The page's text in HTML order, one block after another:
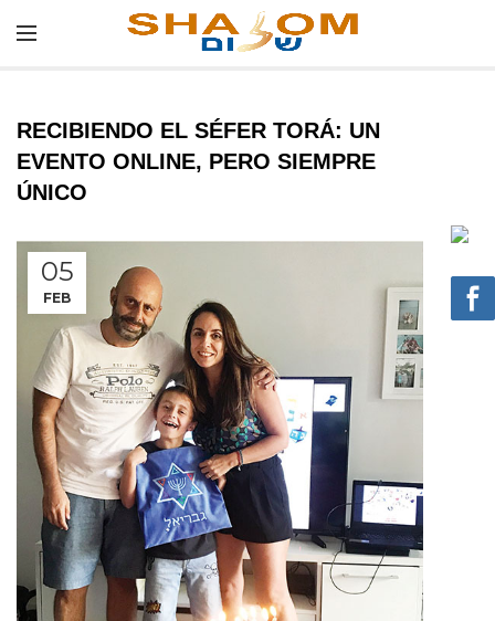
RECIBIENDO EL SÉFER TORÁ: UN
EVENTO ONLINE, PERO SIEMPRE
ÚNICO
05
FEB